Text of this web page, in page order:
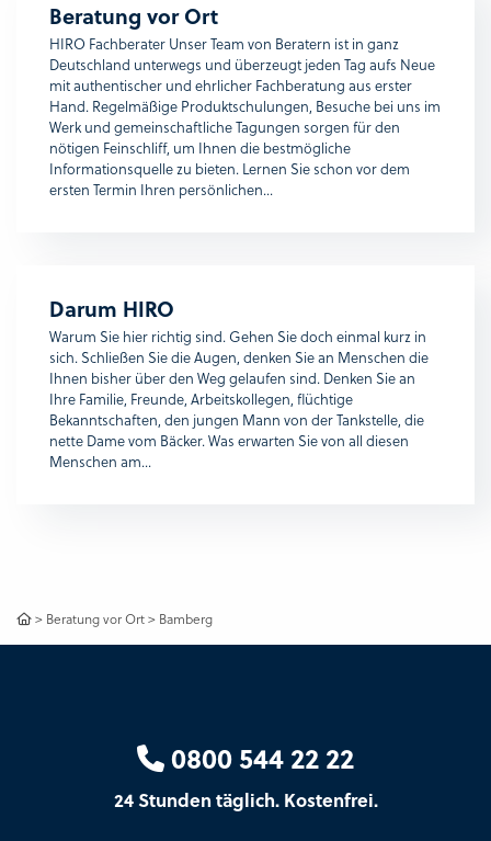
Beratung vor Ort
HIRO Fachberater Unser Team von Beratern ist in ganz
Deutschland unterwegs und überzeugt jeden Tag aufs Neue
mit authentischer und ehrlicher Fachberatung aus erster
Hand. Regelmäßige Produktschulungen, Besuche bei uns im
Werk und gemeinschaftliche Tagungen sorgen für den
nötigen Feinschliff, um Ihnen die bestmögliche
Informationsquelle zu bieten. Lernen Sie schon vor dem
ersten Termin Ihren persönlichen...
Darum HIRO
Warum Sie hier richtig sind. Gehen Sie doch einmal kurz in
sich. Schließen Sie die Augen, denken Sie an Menschen die
Ihnen bisher über den Weg gelaufen sind. Denken Sie an
Ihre Familie, Freunde, Arbeitskollegen, flüchtige
Bekanntschaften, den jungen Mann von der Tankstelle, die
nette Dame vom Bäcker. Was erwarten Sie von all diesen
Menschen am...
> Beratung vor Ort> Bamberg
0800 544 22 22
24 Stunden täglich. Kostenfrei.